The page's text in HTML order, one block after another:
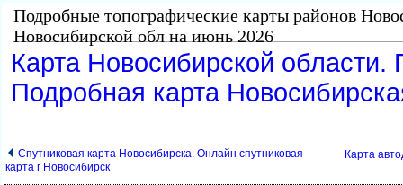
Подробные топографические карты районов
Новосибирской обл на июнь 2026
Карта Новосибирской области.
Подробная карта
Спутниковая карта Новосибирска. Онлайн спутниковая
карта г Новосибирск
Карта